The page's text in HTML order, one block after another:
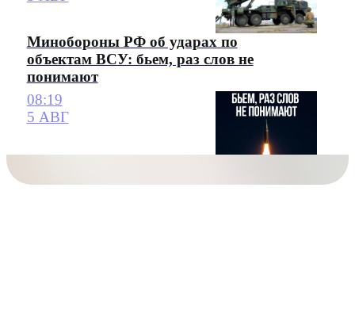
Минобороны РФ об ударах по
объектам ВСУ: бьем, раз слов не
понимают
08:19
5 АВГ